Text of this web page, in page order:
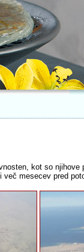
kot so
mesecev pred